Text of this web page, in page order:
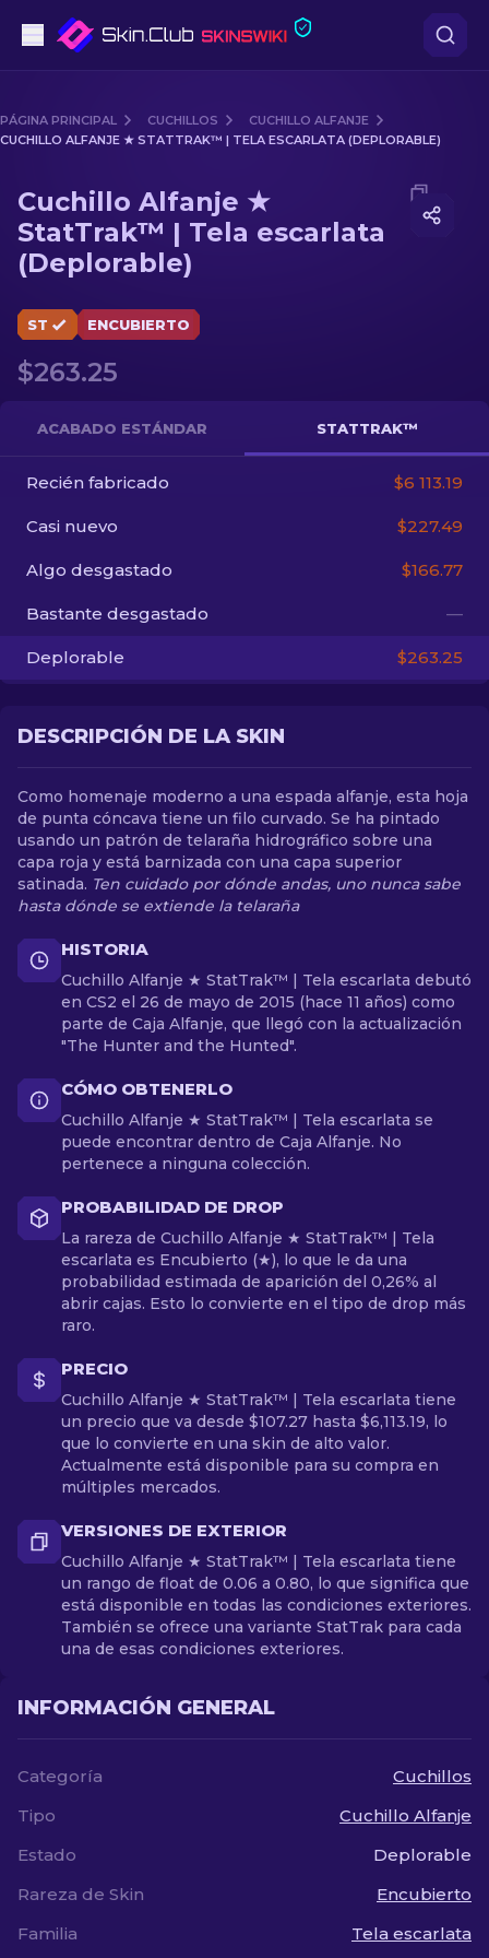
Gama media
Fusiles
Fusiles de Francotirador
Cuchillos
Guantes
Otro
PÁGINA PRINCIPAL CUCHILLOS
CUCHILLO ALFANJE
CUCHILLO ALFANJE ★ STATTRAK™ | TELA ESCARLATA (DEPLORABLE)
Media of Cuchillo Alfanje ★ StatTrak™ | Tela
Cuchillo Alfanje ★
StatTrak™ | Tela escarlata
(Deplorable)
ST ENCUBIERTO
$263.25
ACABADO ESTÁNDAR STATTRAK™
Recién fabricado $6 113.19
Casi nuevo $227.49
Algo desgastado $166.77
Bastante desgastado —
Deplorable $263.25
DESCRIPCIÓN DE LA SKIN
Como homenaje moderno a una espada alfanje, esta hoja
de punta cóncava tiene un filo curvado. Se ha pintado
usando un patrón de telaraña hidrográfico sobre una
capa roja y está barnizada con una capa superior
satinada. Ten cuidado por dónde andas, uno nunca sabe
hasta dónde se extiende la telaraña
HISTORIA
Cuchillo Alfanje ★ StatTrak™ | Tela escarlata debutó
en CS2 el 26 de mayo de 2015 (hace 11 años) como
parte de Caja Alfanje, que llegó con la actualización
"The Hunter and the Hunted".
CÓMO OBTENERLO
Cuchillo Alfanje ★ StatTrak™ | Tela escarlata se
puede encontrar dentro de Caja Alfanje. No
pertenece a ninguna colección.
PROBABILIDAD DE DROP
La rareza de Cuchillo Alfanje ★ StatTrak™ | Tela
escarlata es Encubierto (★), lo que le da una
probabilidad estimada de aparición del 0,26% al
abrir cajas. Esto lo convierte en el tipo de drop más
raro.
PRECIO
Cuchillo Alfanje ★ StatTrak™ | Tela escarlata tiene
un precio que va desde $107.27 hasta $6,113.19, lo
que lo convierte en una skin de alto valor.
Actualmente está disponible para su compra en
múltiples mercados.
VERSIONES DE EXTERIOR
Cuchillo Alfanje ★ StatTrak™ | Tela escarlata tiene
un rango de float de 0.06 a 0.80, lo que significa que
está disponible en todas las condiciones exteriores.
También se ofrece una variante StatTrak para cada
una de esas condiciones exteriores.
INFORMACIÓN GENERAL
Categoría
Cuchillos
Tipo
Cuchillo Alfanje
Estado
Deplorable
Rareza de Skin
Encubierto
Familia
Tela escarlata